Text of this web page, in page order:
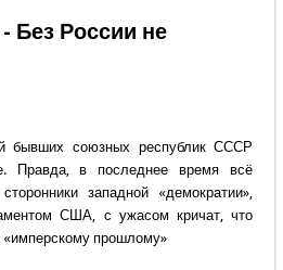
Без России не
бывших союзных республик СССР
Правда, в последнее время всё
западной «демократии»,
США, с ужасом кричат, что
«имперскому прошлому»